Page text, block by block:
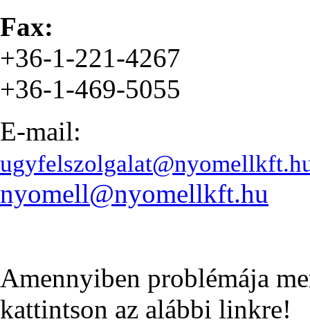
Fax:
+36-1-221-4267
+36-1-469-5055
E-mail:
nyomell@nyomellkft.hu
Amennyiben problémája
kattintson az alábbi linkre!